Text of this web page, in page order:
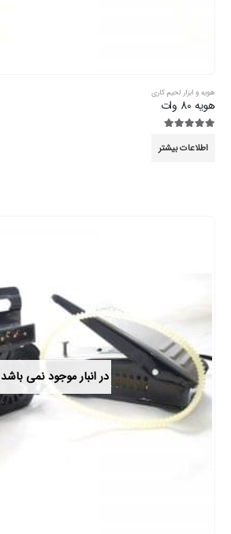
هویه و ابزار لحیم کاری
هویه 80 وات
اطلاعات بیشتر
در انبار موجود نمی باشد